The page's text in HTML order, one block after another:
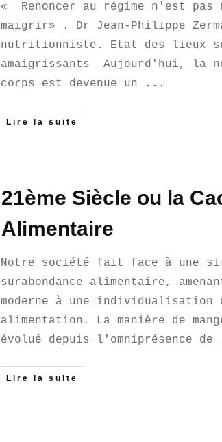
« Renoncer au régime n'est pas
maigrir» . Dr Jean-Philippe
nutritionniste. Etat des lieux
amaigrissants Aujourd'hui, la
corps est devenue un
...
Lire la suite
21ème Siècle ou la
Alimentaire
Notre société fait face à une
surabondance alimentaire,
moderne à une individualisation
alimentation. La manière de
évolué depuis l'omniprésence de
Lire la suite